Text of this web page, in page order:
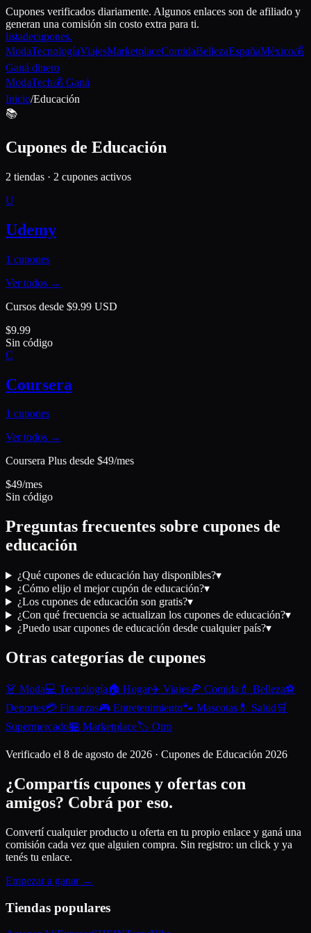
Cupones verificados diariamente. Algunos enlaces son de afiliado y
generan una comisión sin costo extra para ti.
listadecupones.
ModaTecnologíaViajesMarketplaceComidaBellezaEspañaMéxico💰
Ganá dinero
ModaTech💰 Ganá
Inicio/Educación
📚
Cupones de Educación
2 tiendas · 2 cupones activos
U
Udemy
1 cupones
Ver todos →
Cursos desde $9.99 USD
$9.99
Sin código
C
Coursera
1 cupones
Ver todos →
Coursera Plus desde $49/mes
$49/mes
Sin código
Preguntas frecuentes sobre cupones de
educación
¿Qué cupones de educación hay disponibles?▾
¿Cómo elijo el mejor cupón de educación?▾
¿Los cupones de educación son gratis?▾
¿Con qué frecuencia se actualizan los cupones de educación?▾
¿Puedo usar cupones de educación desde cualquier país?▾
Otras categorías de cupones
👗 Moda💻 Tecnología 🏠 Hogar✈️ Viajes🍕 Comida 💄 Belleza⚽
Deportes💳 Finanzas🎮 Entretenimiento🐾 Mascotas 💊 Salud 🛒
Supermercado🏪 Marketplace🏷️ Otro
Verificado el 8 de agosto de 2026 · Cupones de Educación 2026
¿Compartís cupones y ofertas con
amigos? Cobrá por eso.
Convertí cualquier producto u oferta en tu propio enlace y ganá una
comisión cada vez que alguien compra. Sin registro: un click y ya
tenés tu enlace.
Empezar a ganar →
Tiendas populares